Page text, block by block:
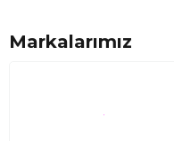
Markalarımız